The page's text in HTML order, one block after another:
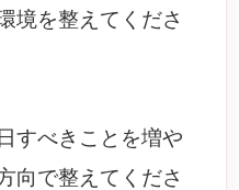
境を整えてくださ
すべきことを増や
向で整えてくださ